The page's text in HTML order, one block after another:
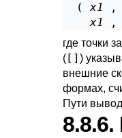
  (
x1 ,
x1
,
где точки
([] )
внешние
формах,
Пути